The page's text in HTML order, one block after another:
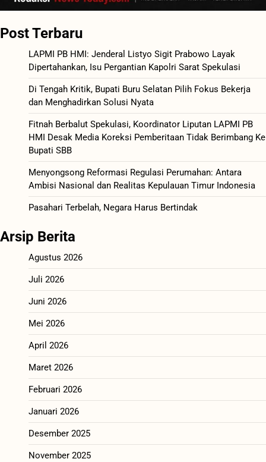
Post Terbaru
LAPMI PB HMI: Jenderal Listyo Sigit Prabowo Layak
Dipertahankan, Isu Pergantian Kapolri Sarat Spekulasi
Di Tengah Kritik, Bupati Buru Selatan Pilih Fokus Bekerja
dan Menghadirkan Solusi Nyata
Fitnah Berbalut Spekulasi, Koordinator Liputan LAPMI PB
HMI Desak Media Koreksi Pemberitaan Tidak Berimbang Ke
Bupati SBB
Menyongsong Reformasi Regulasi Perumahan: Antara
Ambisi Nasional dan Realitas Kepulauan Timur Indonesia
Pasahari Terbelah, Negara Harus Bertindak
Arsip Berita
Agustus 2026
Juli 2026
Juni 2026
Mei 2026
April 2026
Maret 2026
Februari 2026
Januari 2026
Desember 2025
November 2025